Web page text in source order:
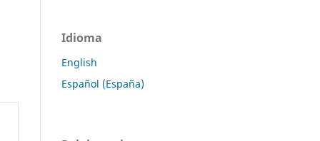
Idioma
English
Español (España)